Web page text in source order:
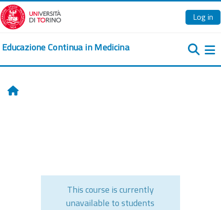
Skip to main content
Log in
Educazione Continua in Medicina
Home
This course is currently
unavailable to students